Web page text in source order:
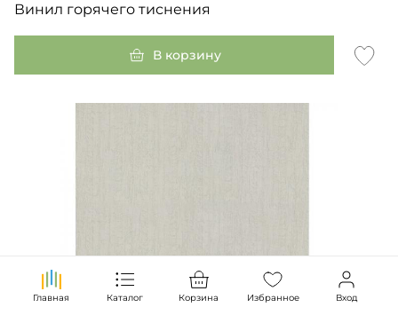
Винил горячего тиснения
В корзину
Главная Каталог Корзина Избранное Вход